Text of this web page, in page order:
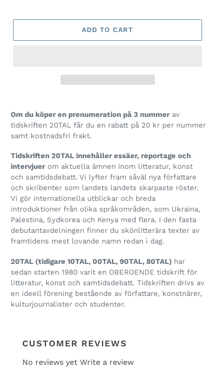
ADD TO CART
Om du köper en prenumeration på 3 nummerav
tidskriften 20TAL får du en rabatt på 20 kr per nummer
samt kostnadsfri frakt.
Tidskriften 20TAL inne­hål­ler essäer, repor­tage och
intervjuerom aktu­ella ämnen inom litteratur, konst
och samtidsdebatt. Vi lyfter fram såväl nya författare
och skribenter som landets lan­dets skar­paste röster.
Vi gör internationella utblickar och breda
introduktioner från olika språkområden, som Ukraina,
Palestina, Sydkorea och Kenya med flera. I den fasta
debutantavdelningen finner du skönlitterära texter av
framtidens mest lovande namn redan i dag.
20TAL (tidi­gare 10TAL, 00TAL, 90TAL, 80TAL) har
sedan star­ten 1980 varit en OBE­RO­ENDE tid­skrift för
lit­te­ra­tur, konst och samtidsdebatt. Tidskriften drivs av
en ide­ell för­e­ning bestå­ende av för­fat­tare, konst­nä­rer,
kul­tur­jour­na­lis­ter och studenter.
CUSTOMER REVIEWS
No reviews yet Write a review